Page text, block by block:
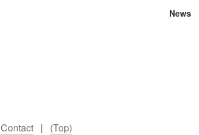
News
Contact
   |
(Top)